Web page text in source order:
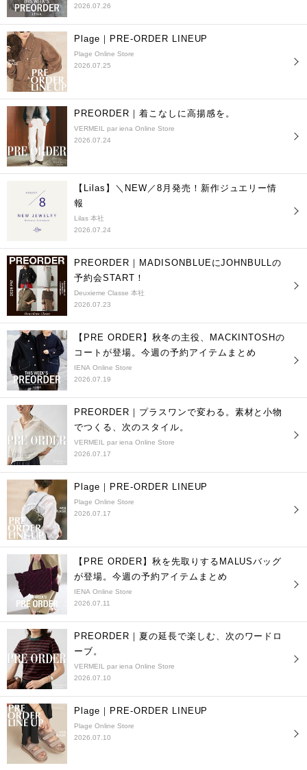
2026.07.26
Plage｜PRE-ORDER LINEUP
Plage Online Store
2026.07.25
PREORDER｜着こなしに高揚感を。
VERMEIL par iena Online Store
2026.07.24
【Lilas】＼NEW／8月発売！新作ジュエリー情
報
Lilas 本社
2026.07.24
PREORDER｜MADISONBLUEにJOHNBULLの
予約会START！
Deuxieme Classe 本社
2026.07.23
【PRE ORDER】秋冬の主役、MACKINTOSHの
コートが登場。今週の予約アイテムまとめ
IENA Online Store
2026.07.19
PREORDER｜プラスワンで変わる。素材と小物
でつくる、次のスタイル。
VERMEIL par iena Online Store
2026.07.17
Plage｜PRE-ORDER LINEUP
Plage Online Store
2026.07.17
【PRE ORDER】秋を先取りするMALUSバッグ
が登場。今週の予約アイテムまとめ
IENA Online Store
2026.07.11
PREORDER｜夏の延長で楽しむ、次のワードロ
ーブ。
VERMEIL par iena Online Store
2026.07.10
Plage｜PRE-ORDER LINEUP
Plage Online Store
2026.07.10